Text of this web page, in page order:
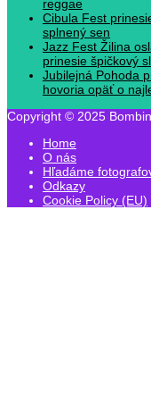
reggae
Cibula Fest
splnený sen
Jazz Fest Žilina
prinesie špičkový
Jubilejná Pohoda
hovoria opäť o
Copyright © 2025
Home
O nás
Hľadáme
Odkazy
Cookie Policy (EU)